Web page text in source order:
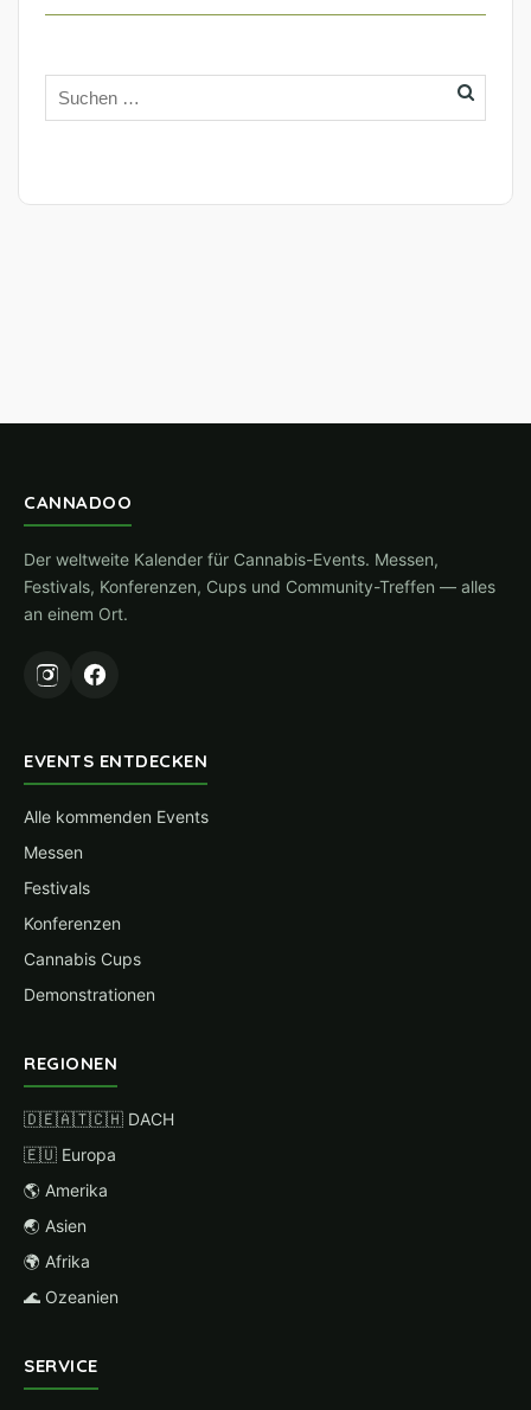
CANNADOO
Der weltweite Kalender für Cannabis-Events. Messen,
Festivals, Konferenzen, Cups und Community-Treffen — alles
an einem Ort.
EVENTS ENTDECKEN
Alle kommenden Events
Messen
Festivals
Konferenzen
Cannabis Cups
Demonstrationen
REGIONEN
🇩🇪🇦🇹🇨🇭 DACH
🇪🇺 Europa
🌎 Amerika
🌏 Asien
🌍 Afrika
🌊 Ozeanien
SERVICE